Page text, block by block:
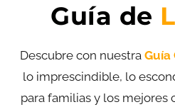
Guía de
Descubre con nuestra Guía
lo imprescindible, lo
para familias y los mejores